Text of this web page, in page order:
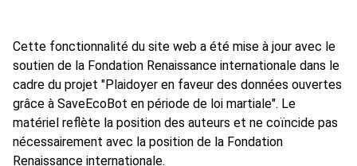
Cette fonctionnalité du site web a été mise à jour avec le
soutien de la Fondation Renaissance internationale dans le
cadre du projet "Plaidoyer en faveur des données ouvertes
grâce à SaveEcoBot en période de loi martiale". Le
matériel reflète la position des auteurs et ne coïncide pas
nécessairement avec la position de la Fondation
Renaissance internationale.